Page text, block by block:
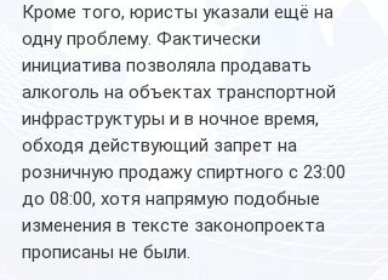
Кроме того, юристы указали ещё на
одну проблему. Фактически
инициатива позволяла продавать
алкоголь на объектах транспортной
инфраструктуры и в ночное время,
обходя действующий запрет на
розничную продажу спиртного с 23:00
до 08:00, хотя напрямую подобные
изменения в тексте законопроекта
прописаны не были.